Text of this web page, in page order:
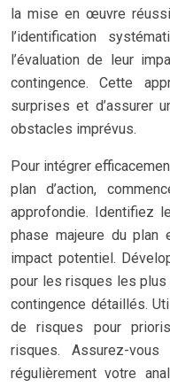
la mise en œuvre
l’identification
l’évaluation de leur
contingence. Cette
surprises et d’assurer
obstacles imprévus.
Pour intégrer
plan d’action,
approfondie. Identifiez
phase majeure du
impact potentiel.
pour les risques les
contingence détaillés.
de risques pour
risques. Assurez-
régulièrement votre